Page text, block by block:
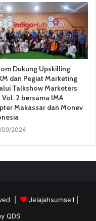
Dukung Upskilling
dan Pegiat Marketing
Talkshow Marketers
Vol. 2 bersama IMA
Makassar dan Monev
09/2024
| Jelajahsumsell
QDS